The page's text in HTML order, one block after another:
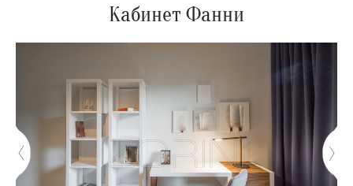
Кабинет Фанни